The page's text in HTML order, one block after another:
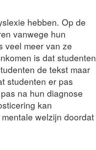
hebben. Op de
vanwege hun
veel meer van ze
is dat studenten
de tekst maar
studenten er pas
na hun diagnose
kan
welzijn doordat